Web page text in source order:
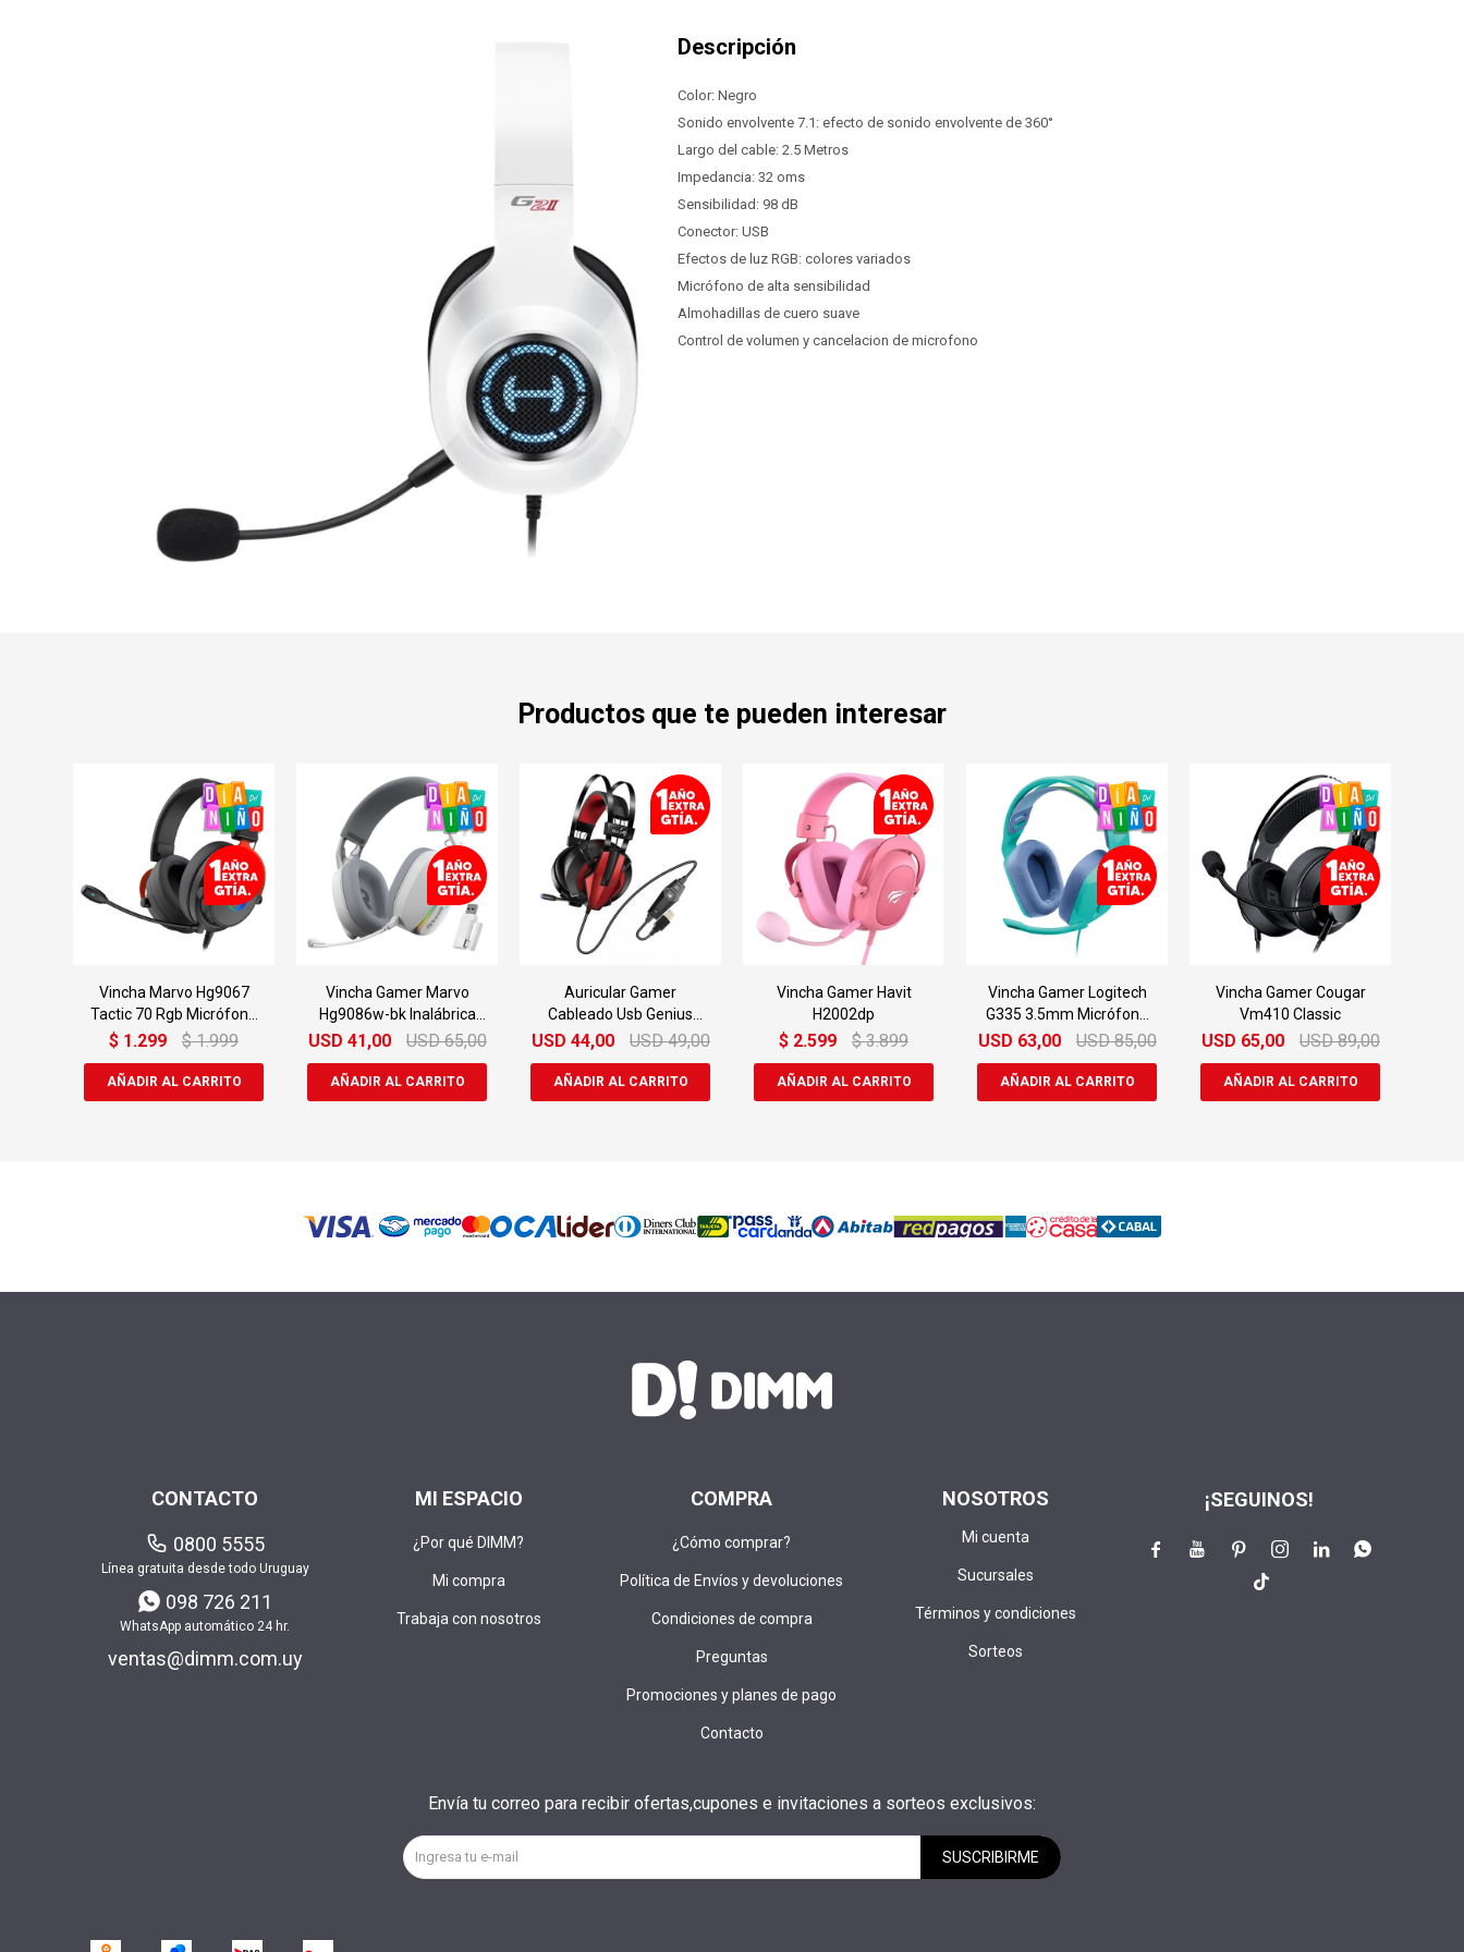
Color: Negro
Sonido envolvente 7.1: efecto de sonido envolvente de 360°
Largo del cable: 2.5 Metros
Impedancia: 32 oms
Sensibilidad: 98 dB
Conector: USB
Efectos de luz RGB: colores variados
Micrófono de alta sensibilidad
Almohadillas de cuero suave
Control de volumen y cancelacion de microfono
Productos que te pueden interesar
Vincha Marvo Hg9067
Tactic 70 Rgb Micrófono
7.1
$ 1.299 $ 1.999
Vincha Gamer Marvo
Hg9086w-bk Inalábrica
7.1 Rgb
USD 41,00 USD 65,00
Auricular Gamer
Cableado Usb Genius
G710v
USD 44,00 USD 49,00
Vincha Gamer Havit
H2002dp
$ 2.599 $ 3.899
Vincha Gamer Logitech
G335 3.5mm Micrófono
Cable
USD 63,00 USD 85,00
Vincha Gamer Cougar
Vm410 Classic
USD 65,00 USD 89,00
MI ESPACIO
¿Por qué DIMM?
Mi compra
Trabaja con nosotros
COMPRA
¿Cómo comprar?
Política de Envíos y devoluciones
Condiciones de compra
Preguntas
Promociones y planes de pago
Contacto
NOSOTROS
Mi cuenta
Sucursales
Términos y condiciones
Sorteos
CONTACTO
0800 5555
Línea gratuita desde todo Uruguay
098 726 211
WhatsApp automático 24 hr.
ventas@dimm.com.uy
Envía tu correo para recibir ofertas,cupones e invitaciones a sorteos exclusivos:
SUSCRIBIRME
¡SEGUINOS!
    

